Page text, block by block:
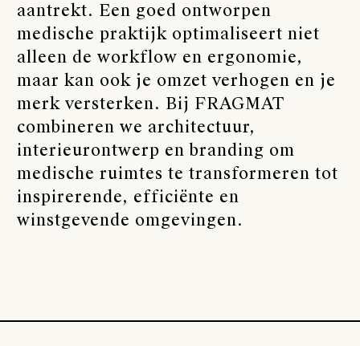
aantrekt. Een goed ontworpen
medische praktijk optimaliseert niet
alleen de workflow en ergonomie,
maar kan ook je omzet verhogen en je
merk versterken. Bij FRAGMAT
combineren we architectuur,
interieurontwerp en branding om
medische ruimtes te transformeren tot
inspirerende, efficiënte en
winstgevende omgevingen.